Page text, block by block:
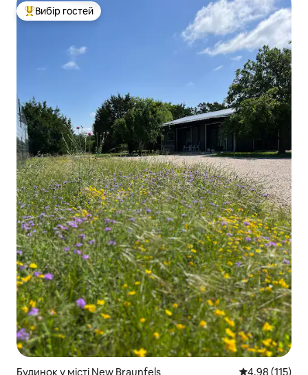
Топ вибір гостей
Вибір гостей
Будинок у місті New Braunfels Середня
4,98 (115)